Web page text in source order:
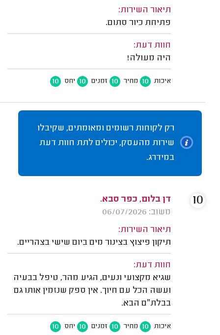
תיאור השירות:
פתיחת כיור סתום.
חוות דעת:
היה מעולה!
איכות 10 מחיר 10 זמנים 10 יחס 10
רק לקוחות רשומים ומאומתים, שקיבלו
שירות מהעסק, יכולים לתת חוות דעת
במידרג.
דן בלום, כפר סבא.
משוב: 06/07/2026
תיאור השירות:
תיקון פיצוץ בצינור מים ביום שישי בצהריים.
חוות דעת:
שגיא מקצועי ונעים, הגיע מהר, טיפל בבעיה
ועשה הכל עם חיוך. אין ספק שנזמין אותו גם
בבלת״ם הבא.
איכות 10 מחיר 10 זמנים 10 יחס 10
10